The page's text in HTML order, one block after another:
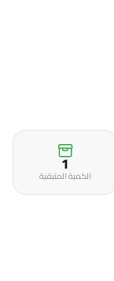
1
الكمية المتبقية